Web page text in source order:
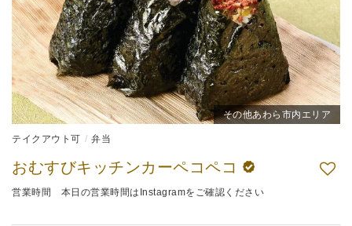
その他あわら市内エリア
テイクアウト可 弁当
おむすびキッチンカーペコペコ
営業時間 本日の営業時間はInstagramをご確認ください